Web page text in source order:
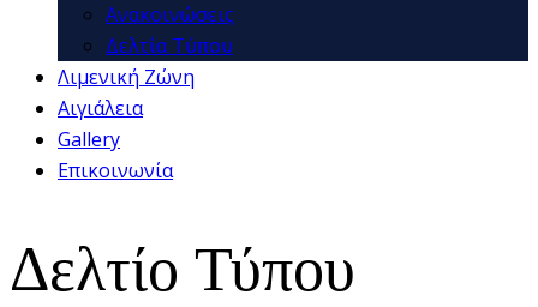
Ανακοινώσεις
Δελτία Τύπου
Λιμενική Ζώνη
Αιγιάλεια
Gallery
Επικοινωνία
Δελτίο Τύπου